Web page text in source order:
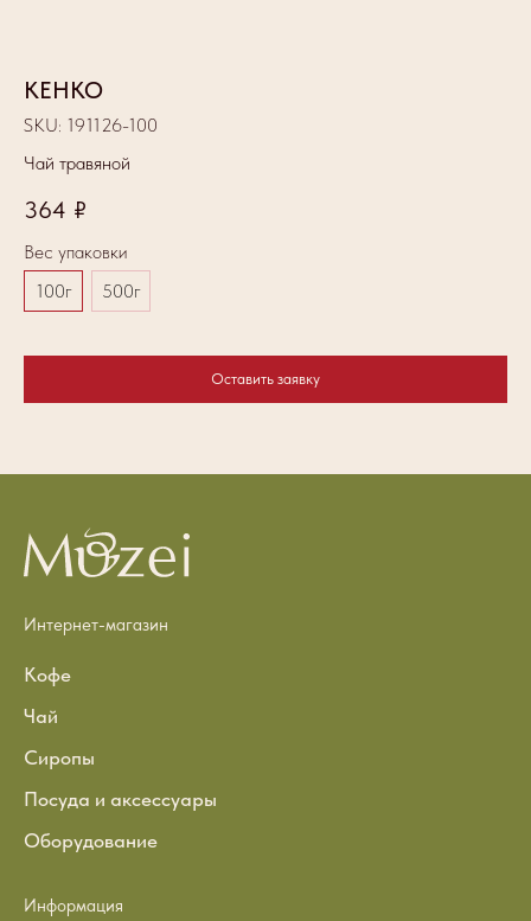
КЕНКО
SKU: 191126-100
Чай травяной
364 ₽
Вес упаковки
100г
500г
Оставить заявку
Информация
Интернет-магазин
Кофе
Чай
Сиропы
Посуда и аксессуары
Оборудование